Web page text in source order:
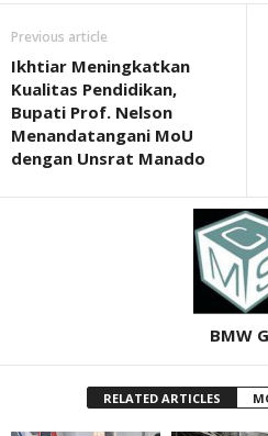
Previous article
Ikhtiar Meningkatkan
Kualitas Pendidikan,
Bupati Prof. Nelson
Menandatangani MoU
dengan Unsrat Manado
BMW
RELATED ARTICLES